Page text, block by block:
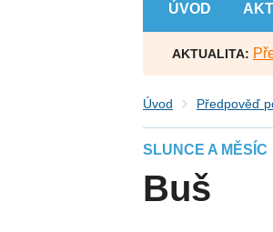
ÚVOD
AKTUALITA:
Úvod Předpověď
SLUNCE A MĚSÍC
Buš